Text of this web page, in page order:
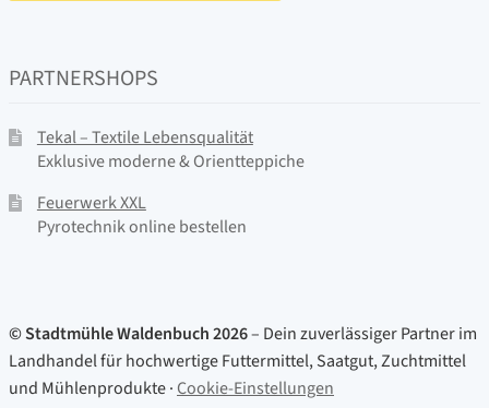
PARTNERSHOPS
Tekal – Textile Lebensqualität
Exklusive moderne & Orientteppiche
Feuerwerk XXL
Pyrotechnik online bestellen
© Stadtmühle Waldenbuch 2026– Dein zuverlässiger Partner im
Landhandel für hochwertige Futtermittel, Saatgut, Zuchtmittel
und Mühlenprodukte · Cookie-Einstellungen